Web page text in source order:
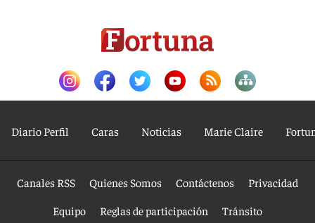
Diario Perfil Caras Noticias Marie Claire
Canales RSS Quienes Somos Contáctenos
Privacidad
Equipo
Reglas de participación Tránsito